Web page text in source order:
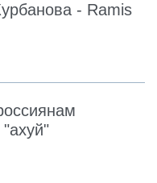
- Ramis